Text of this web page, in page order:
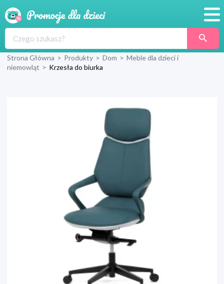
Produkty
Blog
Wyprawka
Strona Główna > Produkty > Dom > Meble dla dzieci i
niemowląt > Krzesła do biurka